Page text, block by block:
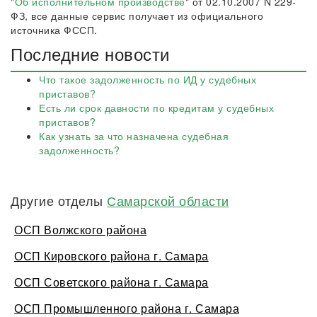
ФЗ, все данные сервис получает из официального
источника ФССП.
Последние новости
Что такое задолженность по ИД у судебных
приставов?
Есть ли срок давности по кредитам у судебных
приставов?
Как узнать за что назначена судебная
задолженность?
Другие отделы Самарской области
ОСП Волжского района
ОСП Кировского района г. Самара
ОСП Советского района г. Самара
ОСП Промышленного района г. Самара